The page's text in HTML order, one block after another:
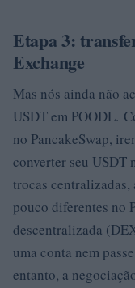
Etapa 3:
Exchange
Mas nós ainda não
USDT em POODL.
no PancakeSwap,
converter seu USDT
trocas centralizadas,
pouco diferentes no
descentralizada
uma conta nem
entanto, a